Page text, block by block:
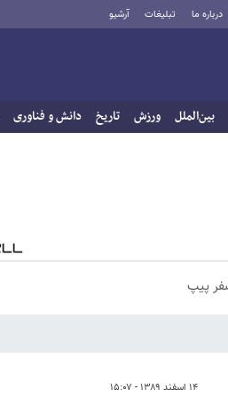
درباره ما تبلیغات آرشیو
بین‌الملل ورزش تاریخ دانش و فناوری
۱۴ اسفند ۱۳۸۹ - ۱۵:۰۷